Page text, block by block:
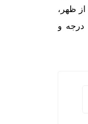
بعد از ظهر،
افزایش سرعت باد و در ساعات شب، قسمتی ابری خواهد بود. حداقل دمای تهران ۲۹ درجه و